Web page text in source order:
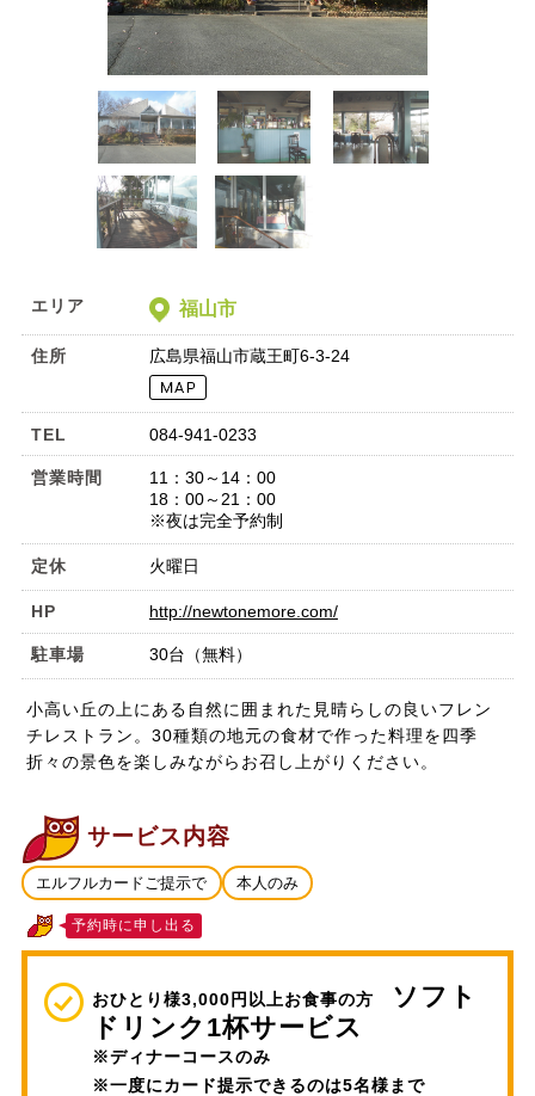
エリア 福山市
住所 広島県福山市蔵王町6-3-24
TEL 084-941-0233
営業時間
11：30～14：00
18：00～21：00
※夜は完全予約制
定休 火曜日
HP http://newtonemore.com/
駐車場 30台（無料）
小高い丘の上にある自然に囲まれた見晴らしの良いフレン
チレストラン。30種類の地元の食材で作った料理を四季
折々の景色を楽しみながらお召し上がりください。
サービス内容
エルフルカードご提示で 本人のみ
予約時に申し出る
おひとり様3,000円以上お食事の方
ソフト
ドリンク1杯サービス
※ディナーコースのみ
※一度にカード提示できるのは5名様まで